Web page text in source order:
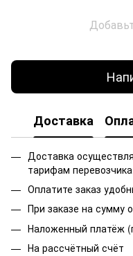
Доставка
Доставка
тарифам
Оплатите заказ
При заказе на сумму
Наложенный платёж
На рассчётный счёт